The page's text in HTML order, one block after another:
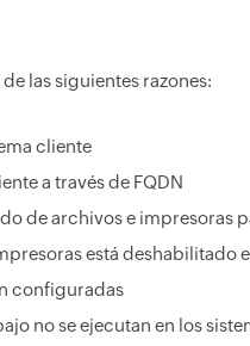
las siguientes razones:
cliente
a través de FQDN
de archivos e impresoras
está deshabilitado
configuradas
no se ejecutan en los